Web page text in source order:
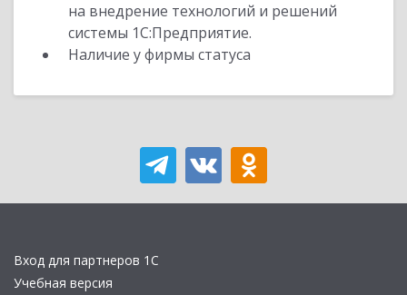
на внедрение технологий и решений
системы 1С:Предприятие.
Наличие у фирмы статуса
Вход для партнеров 1С
Учебная версия